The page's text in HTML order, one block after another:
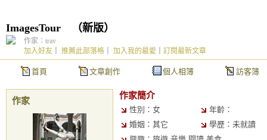
ImagesTour （新版）
首頁 文章創作 個人相簿 訪客簿
加入好友 推薦此部落格 加入我的最愛 訂閱最新文章
作家：trav
作家
作家簡介
性別：女
年齡：
婚姻：其它
學歷：未就讀